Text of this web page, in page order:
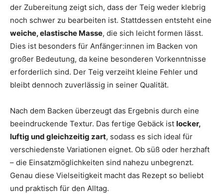
der Zubereitung zeigt sich, dass der Teig weder klebrig
noch schwer zu bearbeiten ist. Stattdessen entsteht eine
weiche, elastische Masse, die sich leicht formen lässt.
Dies ist besonders für Anfänger:innen im Backen von
großer Bedeutung, da keine besonderen Vorkenntnisse
erforderlich sind. Der Teig verzeiht kleine Fehler und
bleibt dennoch zuverlässig in seiner Qualität.
Nach dem Backen überzeugt das Ergebnis durch eine
beeindruckende Textur. Das fertige Gebäck ist locker,
luftig und gleichzeitig zart, sodass es sich ideal für
verschiedenste Variationen eignet. Ob süß oder herzhaft
– die Einsatzmöglichkeiten sind nahezu unbegrenzt.
Genau diese Vielseitigkeit macht das Rezept so beliebt
und praktisch für den Alltag.